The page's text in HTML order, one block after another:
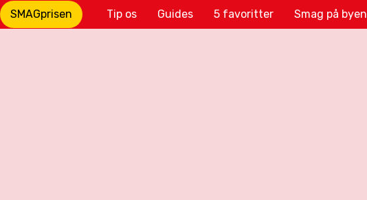
SMAGprisen Tip os Guides 5 favoritter Smag på byen